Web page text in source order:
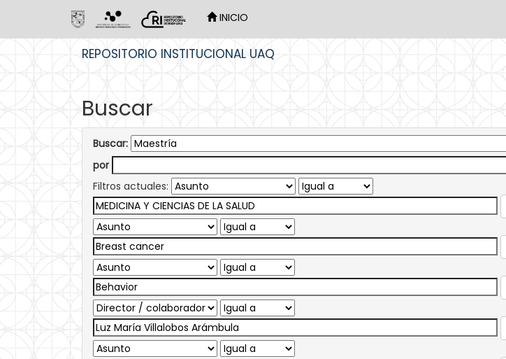
INICIO
REPOSITORIO INSTITUCIONAL UAQ
Buscar
Buscar:
por
Filtros actuales: